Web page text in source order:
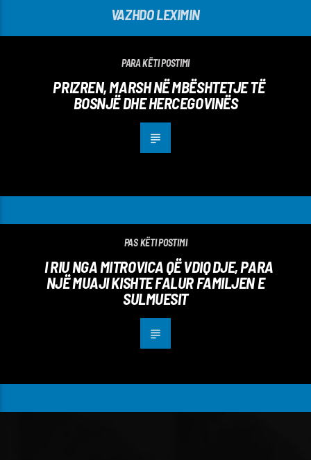
VAZHDO LEXIMIN
PARA KËTI POSTIMI
PRIZREN, MARSH NË MBËSHTETJE TË
BOSNJË DHE HERCEGOVINËS
PAS KËTI POSTIMI
I RIU NGA MITROVICA QË VDIQ DJE, PARA
NJË MUAJI KISHTE FALUR FAMILJEN E
SULMUESIT